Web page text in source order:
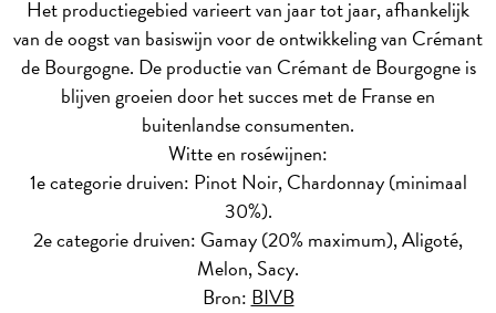
Het productiegebied varieert van jaar tot jaar, afhankelijk
van de oogst van basiswijn voor de ontwikkeling van Crémant
de Bourgogne. De productie van Crémant de Bourgogne is
blijven groeien door het succes met de Franse en
buitenlandse consumenten.
Witte en roséwijnen:
1e categorie druiven: Pinot Noir, Chardonnay (minimaal
30%).
2e categorie druiven: Gamay (20% maximum), Aligoté,
Melon, Sacy.
Bron: BIVB